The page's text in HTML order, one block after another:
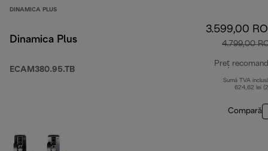
DINAMICA PLUS
Dinamica Plus
ECAM380.95.TB
3.599,00
4.799,00
Preț
Sumă TVA
624,62 lei
Compară